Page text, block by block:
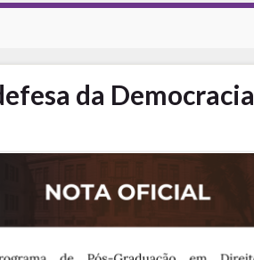
da Democracia